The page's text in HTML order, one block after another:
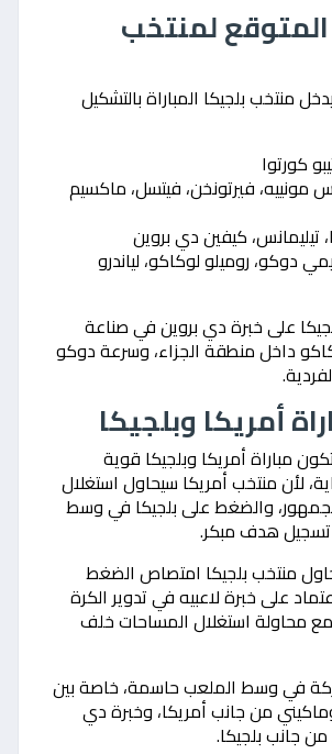
لمنتخب
منتخب بلجيكا المباراة بالتشكيل
كورتوا
مونييه، فيرتونخن، فيتسل، ماكسيم
تيليمانس، كيفين دي بروين
دوكو، روميلو لوكاكو، لياندرو
على خبرة دي بروين في صناعة
داخل منطقة الجزاء، وسرعة دوكو
أمريكا وبلجيكا
مباراة أمريكا وبلجيكا قوية
لأن منتخب أمريكا سيحاول استغلال
والضغط على بلجيكا في وسط
هدف مبكر.
منتخب بلجيكا امتصاص الضغط
على خبرة لاعبيه في تدوير الكرة
محاولة استغلال المساحات خلف
في وسط الملعب حاسمة، خاصة بين
من جانب أمريكا، وخبرة دي
جانب بلجيكا.